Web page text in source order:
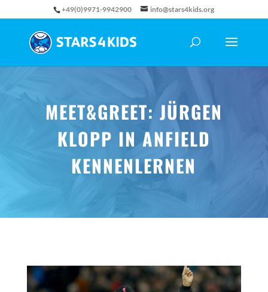
+49(0)9971-9942900 info@stars4kids.org
MEET&GREET: JÜRGEN
KLOPP IN ANFIELD
KENNENLERNEN